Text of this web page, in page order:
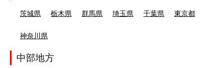
茨城県 栃木県 群馬県 埼玉県 千葉県 東京都
神奈川県
中部地方